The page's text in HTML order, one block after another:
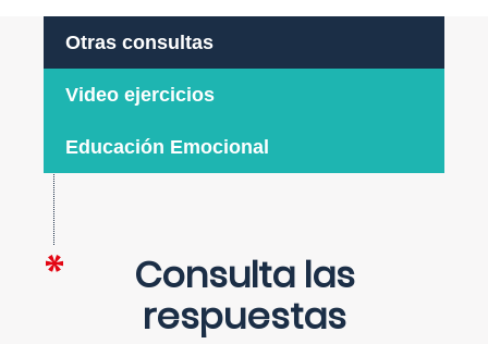
Otras consultas
Video ejercicios
Educación Emocional
Consulta las
respuestas